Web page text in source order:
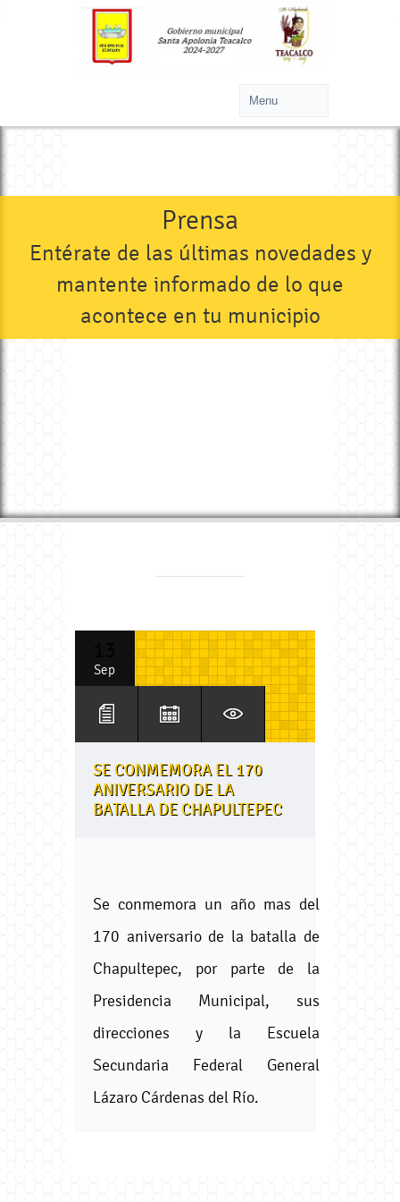
Prensa
Entérate de las últimas novedades y
mantente informado de lo que
acontece en tu municipio
Sep
SE CONMEMORA EL 170
ANIVERSARIO DE LA
BATALLA DE CHAPULTEPEC
Se conmemora un año mas del
170 aniversario de la batalla de
Chapultepec, por parte de la
Presidencia Municipal, sus
direcciones y la Escuela
Secundaria Federal General
Lázaro Cárdenas del Río.